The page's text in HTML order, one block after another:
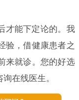
才能下定论的。我
验，借健康患者之
来就诊。您的好选
在线医生。